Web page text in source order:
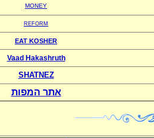
MONEY
REFORM
EAT KOSHER
Vaad Hakashruth
SHATNEZ
אתר המפות